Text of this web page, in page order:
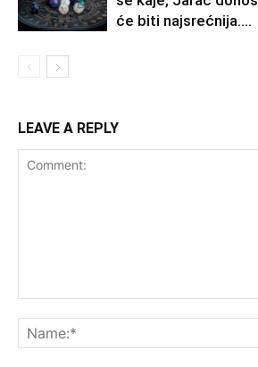
će biti najsrećnija….
LEAVE A REPLY